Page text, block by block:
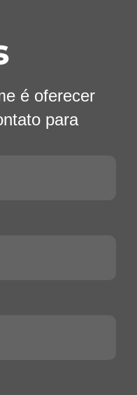
é oferecer
para